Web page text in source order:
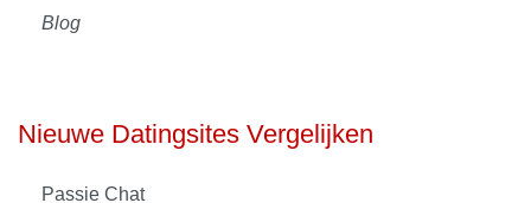
Blog
Nieuwe Datingsites Vergelijken
Passie Chat